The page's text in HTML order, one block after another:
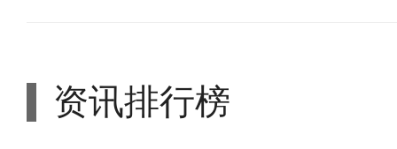
资讯排行榜